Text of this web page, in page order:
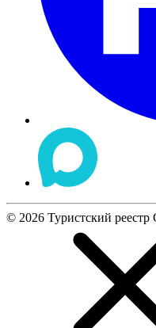
© 2026 Туристский реестр